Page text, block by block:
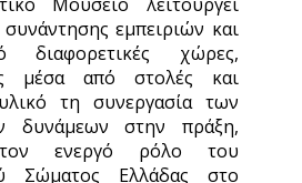
εμπειριών και
διαφορετικές χώρες,
μέσα από στολές και
τη συνεργασία των
δυνάμεων στην πράξη,
ενεργό ρόλο του
Σώματος Ελλάδας στο